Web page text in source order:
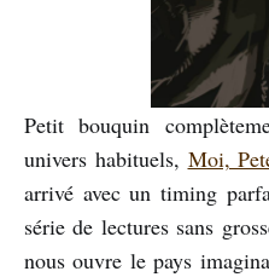
Petit bouquin
univers habituels, Moi,
arrivé avec un timing
série de lectures sans
nous ouvre le pays